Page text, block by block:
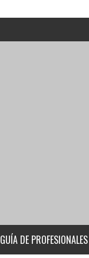
GUÍA DE PROFESIONALES